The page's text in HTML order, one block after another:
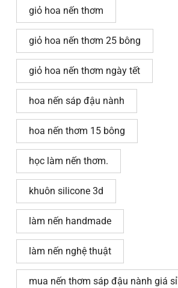
giỏ hoa nến thơm
giỏ hoa nến thơm 25 bông
giỏ hoa nến thơm ngày tết
hoa nến sáp đậu nành
hoa nến thơm 15 bông
học làm nến thơm.
khuôn silicone 3d
làm nến handmade
làm nến nghệ thuật
mua nến thơm sáp đậu nành giá sỉ